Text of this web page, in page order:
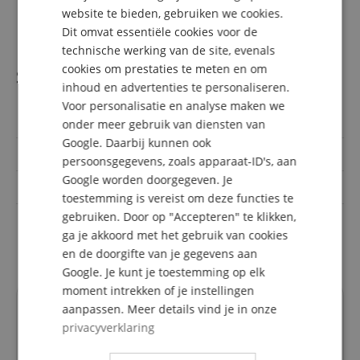
1 x Showlite SPS-121 Smart Party Spot
1 x Showlite FLS-10 PAR Floor Light Statief 1-voudig
Specificaties
Artikelnummer 00072090
Voordelige set met statief
Zwart
Lichtbron vermogen
Recensies van klanten
ITALIAN
SPANISH
website te bieden, gebruiken we cookies.
Dit omvat essentiële cookies voor de
technische werking van de site, evenals
cookies om prestaties te meten en om
inhoud en advertenties te personaliseren.
Voor personalisatie en analyse maken we
onder meer gebruik van diensten van
Google. Daarbij kunnen ook
persoonsgegevens, zoals apparaat-ID's, aan
Google worden doorgegeven. Je
toestemming is vereist om deze functies te
gebruiken. Door op "Accepteren" te klikken,
ga je akkoord met het gebruik van cookies
en de doorgifte van je gegevens aan
Google. Je kunt je toestemming op elk
moment intrekken of je instellingen
aanpassen. Meer details vind je in onze
privacyverklaring